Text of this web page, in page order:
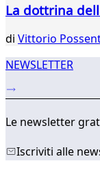
...
La dottrina
di Vittorio
NEWSLETTER
Le newsletter
Iscriviti alle